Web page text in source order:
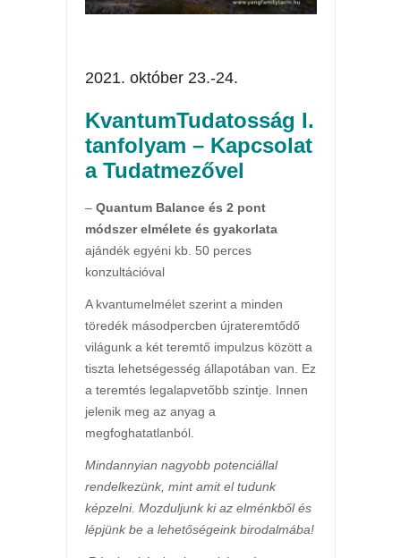
2021. október 23.-24.
KvantumTudatosság I.
tanfolyam – Kapcsolat
a Tudatmezővel
– Quantum Balance és 2 pont
módszer elmélete és gyakorlata
ajándék egyéni kb. 50 perces
konzultációval
A kvantumelmélet szerint a minden
töredék másodpercben újrateremtődő
világunk a két teremtő impulzus között a
tiszta lehetségesség állapotában van. Ez
a teremtés legalapvetőbb szintje. Innen
jelenik meg az anyag a
megfoghatatlanból.
Mindannyian nagyobb potenciállal
rendelkezünk, mint amit el tudunk
képzelni. Mozduljunk ki az elménkből és
lépjünk be a lehetőségeink birodalmába!